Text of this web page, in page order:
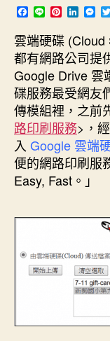
F
a
c
e
b
o
o
k
L
n
e
P
n
t
e
r
e
s
t
L
n
k
e
d
I
n
M
e
s
e
n
g
e
r
雲端硬碟
都有網路公司提
Google Drive 雲
碟服務最受網友
傳模組裡，之前
路印刷服務>，
入 Google 雲端
便的網路印刷服
Easy, Fast。」